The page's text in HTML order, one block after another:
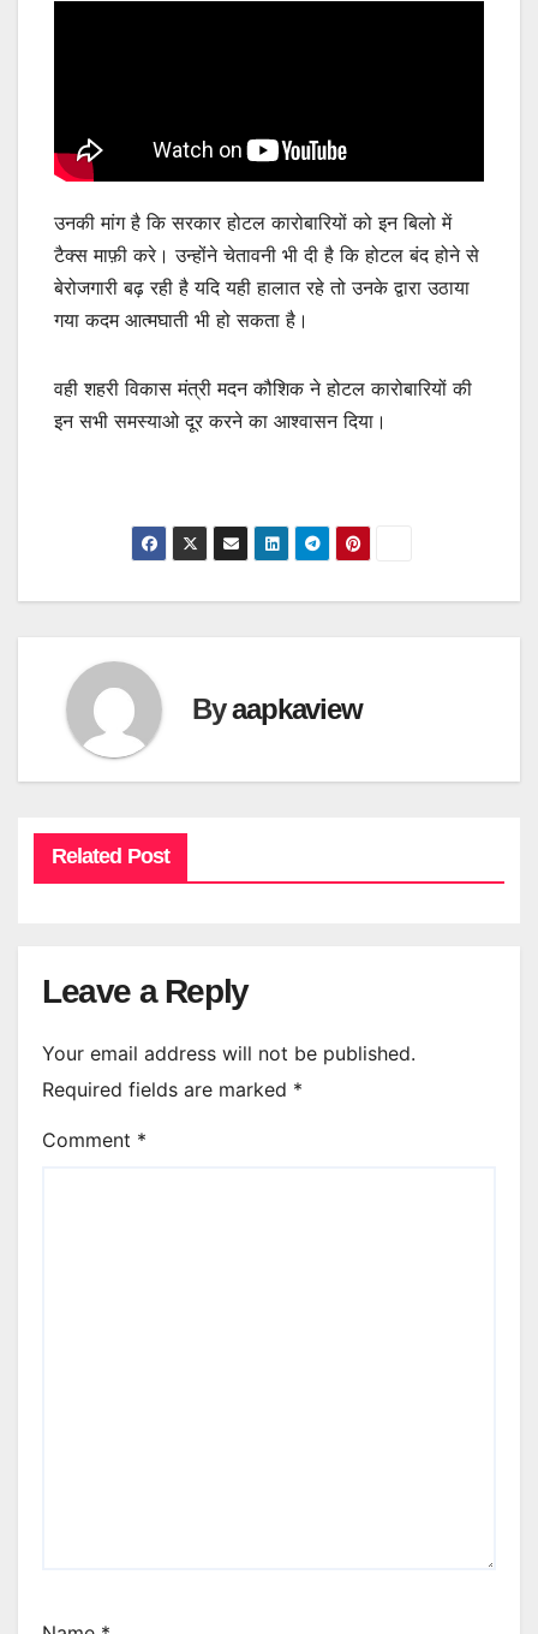
उनकी मांग है कि सरकार होटल कारोबारियों को इन बिलो में
टैक्स माफ़ी करे। उन्होंने चेतावनी भी दी है कि होटल बंद होने से
बेरोजगारी बढ़ रही है यदि यही हालात रहे तो उनके द्वारा उठाया
गया कदम आत्मघाती भी हो सकता है।
वही शहरी विकास मंत्री मदन कौशिक ने होटल कारोबारियों की
इन सभी समस्याओ दूर करने का आश्वासन दिया।
Byaapkaview
Related Post
Leave a Reply
Your email address will not be published.
Required fields are marked *
Comment *